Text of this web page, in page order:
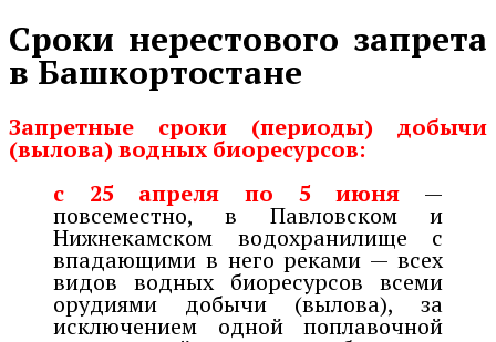
Сроки нерестового запрета
в Башкортостане
Запретные сроки (периоды) добычи
(вылова) водных биоресурсов:
с 25 апреля по 5 июня —
повсеместно, в Павловском и
Нижнекамском водохранилище с
впадающими в него реками — всех
видов водных биоресурсов всеми
орудиями добычи (вылова), за
исключением одной поплавочной